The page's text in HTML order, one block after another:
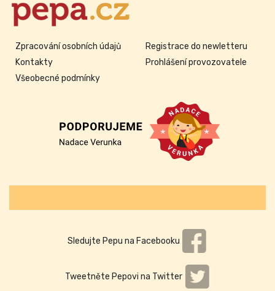
Zpracování osobních údajů
Kontakty
Všeobecné podmínky
Registrace do newletteru
Prohlášení provozovatele
Sledujte Pepu na Facebooku
Tweetněte Pepovi na Twitter